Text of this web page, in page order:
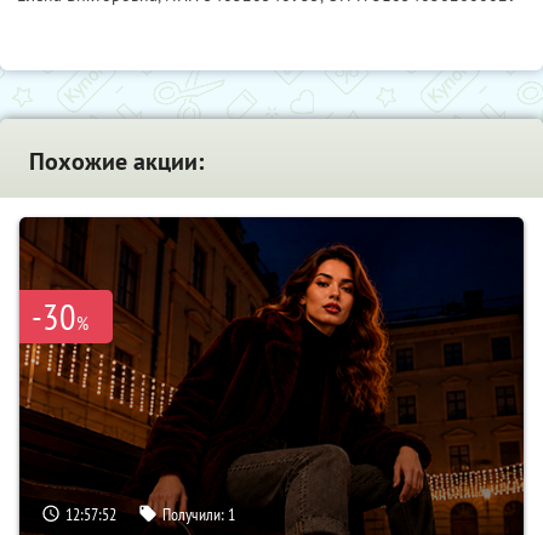
Похожие акции:
-30%
12:57:51 Получили: 1